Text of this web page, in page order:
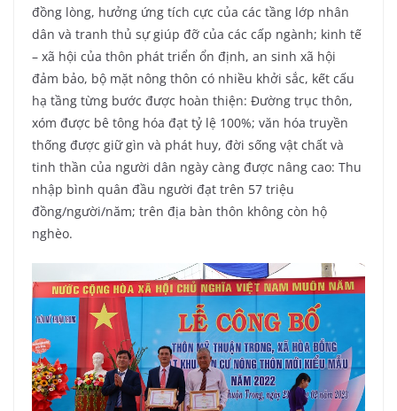
đồng lòng, hưởng ứng tích cực của các tầng lớp nhân
dân và tranh thủ sự giúp đỡ của các cấp ngành; kinh tế
– xã hội của thôn phát triển ổn định, an sinh xã hội
đảm bảo, bộ mặt nông thôn có nhiều khởi sắc, kết cấu
hạ tầng từng bước được hoàn thiện: Đường trục thôn,
xóm được bê tông hóa đạt tỷ lệ 100%; văn hóa truyền
thống được giữ gìn và phát huy, đời sống vật chất và
tinh thần của người dân ngày càng được nâng cao: Thu
nhập bình quân đầu người đạt trên 57 triệu
đồng/người/năm; trên địa bàn thôn không còn hộ
nghèo.